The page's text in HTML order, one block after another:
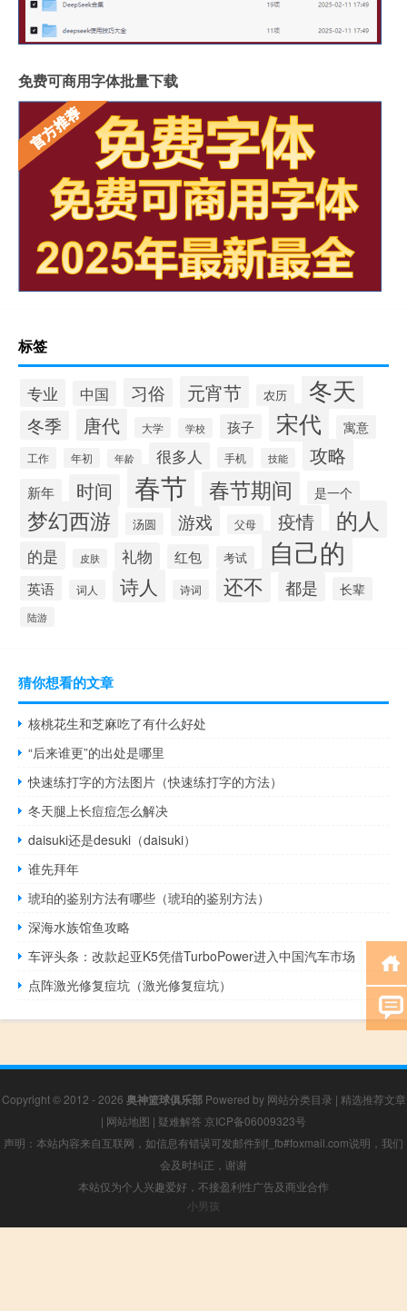
免费可商用字体批量下载
标签
专业 中国 习俗 元宵节 农历 冬天
冬季 唐代 大学 学校 孩子 宋代 寓意
工作 年初 年龄 很多人 手机 技能 攻略
新年 时间 春节 春节期间 是一个
梦幻西游 汤圆 游戏 父母 疫情 的人
的是 皮肤 礼物 红包 考试 自己的
英语 词人 诗人 诗词 还不 都是 长辈
陆游
猜你想看的文章
核桃花生和芝麻吃了有什么好处
“后来谁更”的出处是哪里
快速练打字的方法图片（快速练打字的方法）
冬天腿上长痘痘怎么解决
daisuki还是desuki（daisuki）
谁先拜年
琥珀的鉴别方法有哪些（琥珀的鉴别方法）
深海水族馆鱼攻略
车评头条：改款起亚K5凭借TurboPower进入中国汽车市场
点阵激光修复痘坑（激光修复痘坑）
Copyright © 2012 - 2026 奥神篮球俱乐部Powered by 网站分类目录 | 精选推荐文章
| 网站地图 | 疑难解答 京ICP备06009323号
声明：本站内容来自互联网，如信息有错误可发邮件到f_fb#foxmail.com说明，我们
会及时纠正，谢谢
本站仅为个人兴趣爱好，不接盈利性广告及商业合作
小男孩